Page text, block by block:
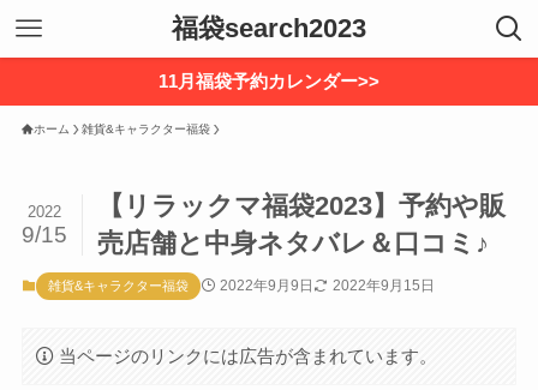
福袋search2023
11月福袋予約カレンダー>>
ホーム 雑貨&キャラクター福袋
【リラックマ福袋2023】予約や販
売店舗と中身ネタバレ＆口コミ♪
2022
9/15
雑貨&キャラクター福袋 2022年9月9日 2022年9月15日
当ページのリンクには広告が含まれています。